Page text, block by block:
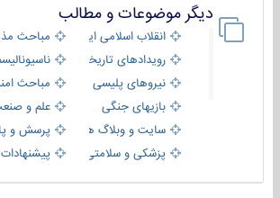
دیگر موضوعات و مطالب
انقلاب اسلامی ایران
مباحث
رویدادهای تاریخی و مذهبیناسیونالیسم
نیروهای پلیسی
مباحث
بازیهای جنگی
علم و صنعت
سایت و وبلاگ ها
پرسش و
پزشکی و سلامتی
پیشنهادات و